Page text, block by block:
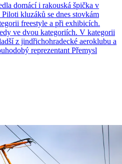
domácí i rakouská špička v
kluzáků se dnes stovkám
freestyle a při exhibicích.
ve dvou kategoriích. V kategorii
z jindřichohradecké aeroklubu a
reprezentant Přemysl